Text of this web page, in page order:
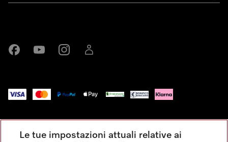
Condizioni Generali di Vendita
Le tue impostazioni attuali relative ai